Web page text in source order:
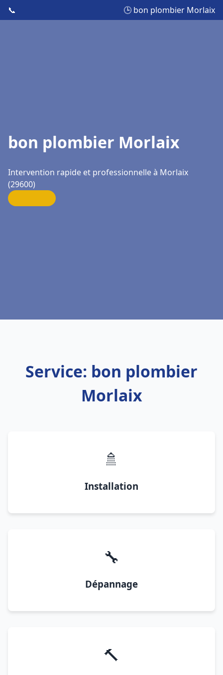
📞 🕒 bon plombier Morlaix
bon plombier Morlaix
Intervention rapide et professionnelle à Morlaix
(29600)
Service: bon plombier
Morlaix
🚿
Installation
🔧
Dépannage
🔨